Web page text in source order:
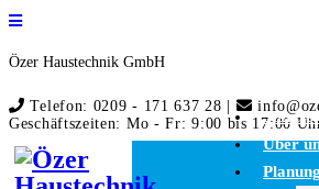
Özer Haustechnik GmbH
Telefon: 0209 - 171 637 28 |
Geschäftszeiten: Mo - Fr: 9:00 bis 17:00
Über